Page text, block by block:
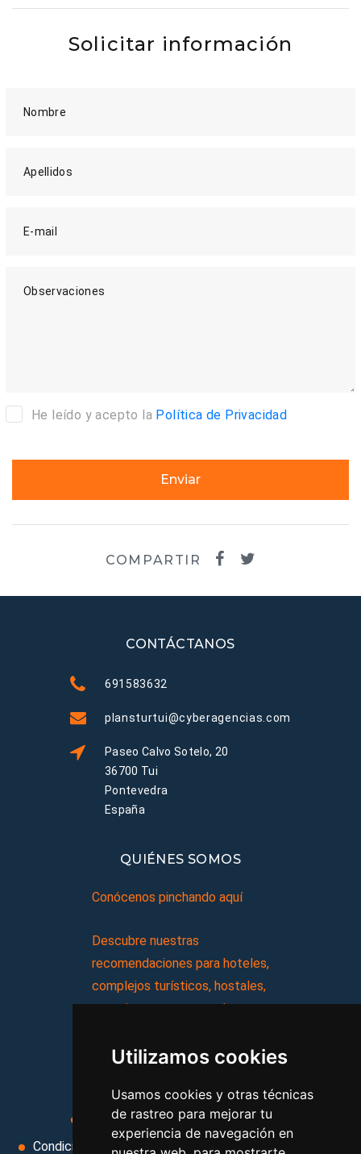
Utilizamos cookies
Usamos cookies y otras técnicas
de rastreo para mejorar tu
experiencia de navegación en
Solicitar información
Nombre
Apellidos
E-mail
Observaciones
He leído y acepto la Política de Privacidad
Enviar
COMPARTIR
CONTÁCTANOS
691583632
plansturtui@cyberagencias.com
Paseo Calvo Sotelo, 20
36700 Tui
Pontevedra
España
QUIÉNES SOMOS
Conócenos pinchando aquí
Descubre nuestras
recomendaciones para hoteles,
complejos turísticos, hostales,
vacaciones, paquetes de
Aviso legal
Condiciones de uso
Condiciones Generales
Ley de Viajes Combinados